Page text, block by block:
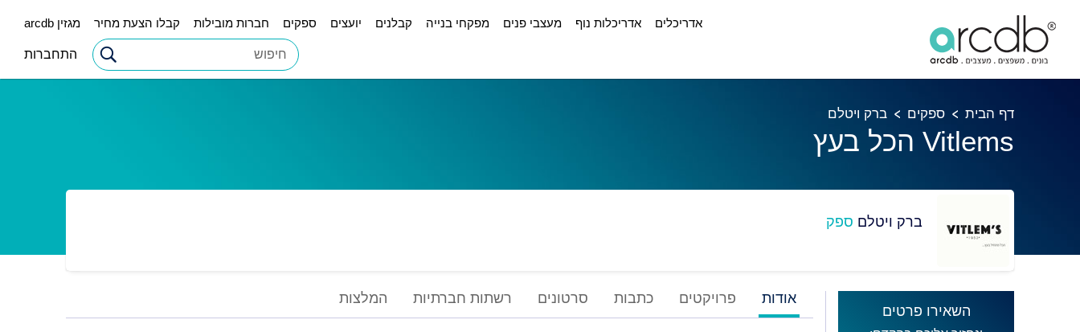
אדריכלים אדריכלות נוף מעצבי פנים מפקחי בנייה קבלנים יועצים ספקים חברות מובילות קבלו הצעת מחיר מגזין arcdb
התחברות
דף הבית ספקים ברק ויטלם
Vitlems הכל בעץ
ברק ויטלם ספק
השאירו פרטים
אודות פרויקטים כתבות סרטונים רשתות חברתיות המלצות